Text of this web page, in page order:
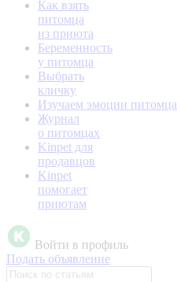
Как взять
питомца
из приюта
Беременность
у питомца
Выбрать
кличку
Изучаем эмоции питомца
Журнал
о питомцах
Kinpet для
продавцов
Kinpet
помогает
приютам
Войти в профиль
Подать объявление